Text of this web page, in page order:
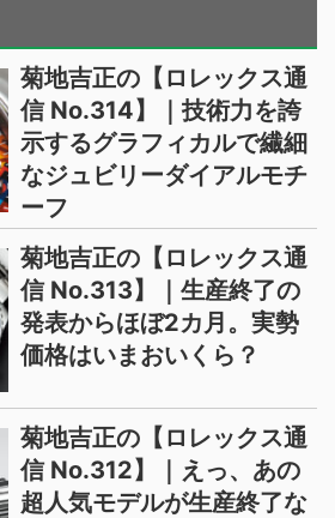
菊地吉正の【ロレックス通
信 No.314】｜技術力を誇
示するグラフィカルで繊細
なジュビリーダイアルモチ
ーフ
菊地吉正の【ロレックス通
信 No.313】｜生産終了の
発表からほぼ2カ月。実勢
価格はいまおいくら？
菊地吉正の【ロレックス通
信 No.312】｜えっ、あの
超人気モデルが生産終了な